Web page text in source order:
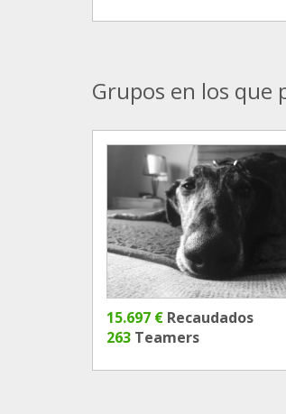
Grupos en los que
15.697 € Recaudados
263 Teamers